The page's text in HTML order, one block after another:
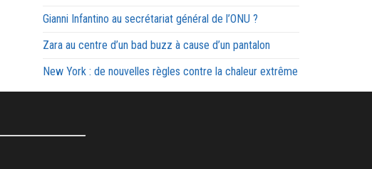
Gianni Infantino au secrétariat général de l’ONU ?
Zara au centre d’un bad buzz à cause d’un pantalon
New York : de nouvelles règles contre la chaleur extrême